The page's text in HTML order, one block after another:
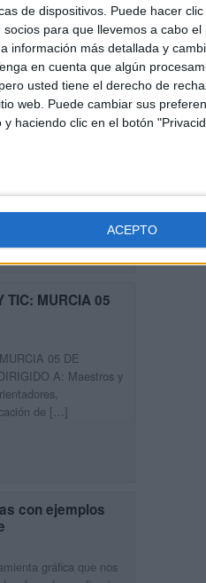
de dispositivos. Puede hacer clic
para que llevemos a cabo el
información más detallada y
en cuenta que algún
usted tiene el derecho de
web. Puede cambiar sus
haciendo clic en el botón
ACEPTO
a Pensar:
PARA EL
actividades y
TIC: MURCIA 05
05 DE
A: Maestros y
de […]
con ejemplos
gráfica que nos